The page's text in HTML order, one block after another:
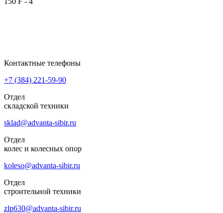
Контактные телефоны
+7 (384) 221-59-90
Отдел
складской техники
sklad@advanta-sibir.ru
Отдел
колес и колесных опор
koleso@advanta-sibir.ru
Отдел
строительной техники
zlp630@advanta-sibir.ru